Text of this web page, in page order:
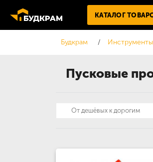
Пусковые
КАТАЛОГ
Будкрам Инструменты
От дешёвых к дорогим